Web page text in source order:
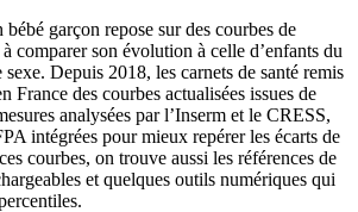
garçon repose sur des courbes de
comparer son évolution à celle d’enfants du
sexe. Depuis 2018, les carnets de santé remis
France des courbes actualisées issues de
analysées par l’Inserm et le CRESS,
intégrées pour mieux repérer les écarts de
courbes, on trouve aussi les références de
et quelques outils numériques qui